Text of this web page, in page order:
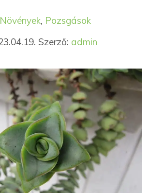
Növények, PozsgásokCímkék
Szerző: admin